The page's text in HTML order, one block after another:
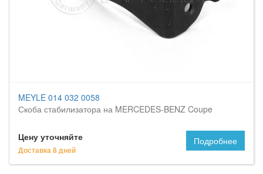
MEYLE 014 032 0058
Скоба стабилизатора на MERCEDES-BENZ Coupe
Цену уточняйте
Доставка 8 дней
Подробнее